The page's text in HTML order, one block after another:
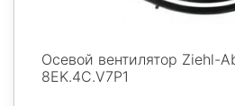
Осевой вентилятор Ziehl-
8EK.4C.V7P1